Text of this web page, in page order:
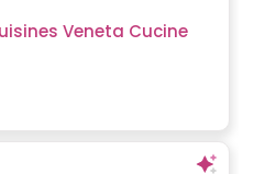
Veneta Cucine